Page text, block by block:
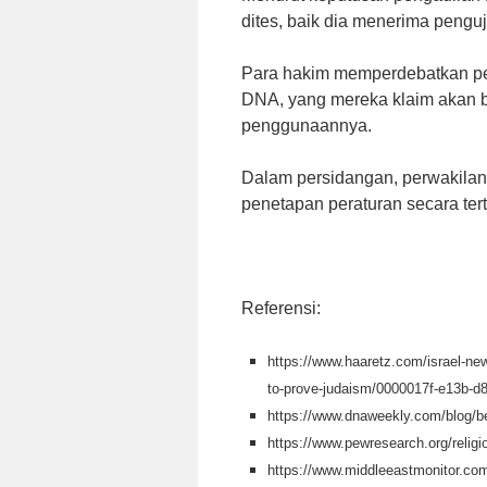
dites, baik dia menerima
Para hakim memperdebatkan
DNA, yang mereka klaim akan
penggunaannya.
Dalam persidangan,
penetapan peraturan secara
Referensi:
https://www.haaretz.com/israel-
to-prove-judaism/0000017f-e13b-
https://www.dnaweekly.com/blog/
https://www.pewresearch.org/
https://